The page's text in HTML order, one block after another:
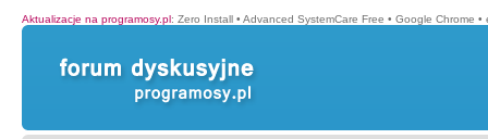
Aktualizacje na programosy.pl: Zero Install • Advanced SystemCare Free • Google Chrome •